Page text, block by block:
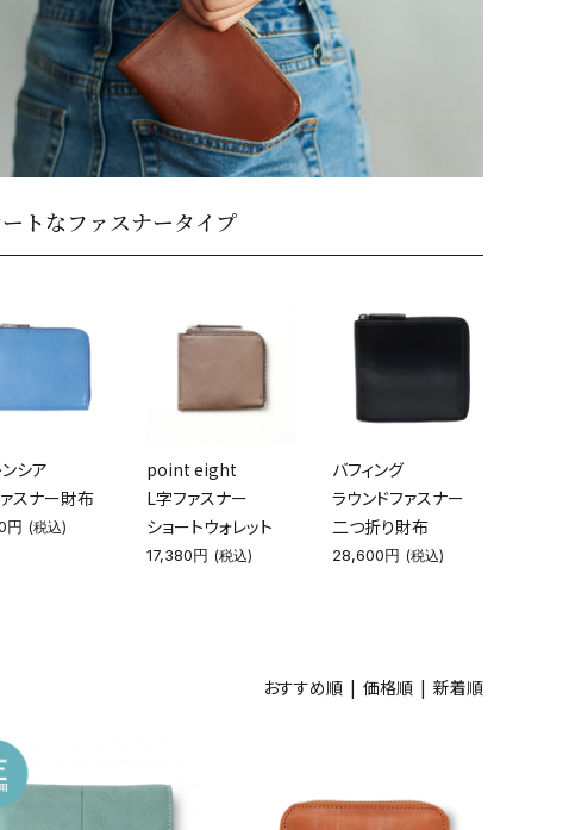
トなファスナータイプ
シア
スナー財布
円 (税込)
point eight
L字ファスナー
ショートウォレット
17,380円 (税込)
バフィング
ラウンドファスナー
二つ折り財布
28,600円 (税込)
おすすめ順 | 価格順 | 新着順